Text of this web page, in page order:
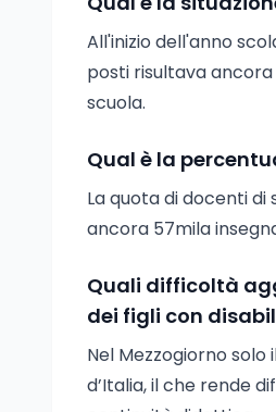
All'inizio dell'anno
posti risultava
scuola.
Qual è la
La quota di docenti di
ancora 57mila
Quali difficoltà
dei figli con
Nel Mezzogiorno
d’Italia, il che rende